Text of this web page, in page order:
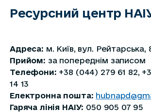
Ресурсний центр
Адреса: м. Київ, вул. Рейтарська,
Прийом: за попереднім записом
Телефони: +38 (044) 279 61 82,
14 13
Електронна пошта:
Гаряча лінія НАІУ: 050 905 07 95